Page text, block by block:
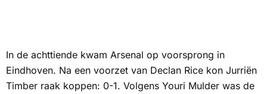
In de achttiende kwam Arsenal op voorsprong in
Eindhoven. Na een voorzet van Declan Rice kon Jurriën
Timber raak koppen: 0-1. Volgens Youri Mulder was de